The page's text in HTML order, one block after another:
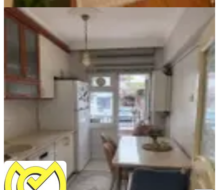
MANZARALI
Mç Emlak'tan Mareşal Çakmak
Mah'de Satılık Daire
Sincan, Maraşal Çakmak Mahallesi
2+1
120 m²·Yüksek giriş·28.07.2026
2.749.000 ₺Yatırım Skoru
MÇ GRUP EMLAKMehmet Çiftçi